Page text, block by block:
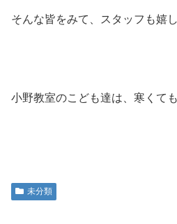
そんな皆をみて、スタッフも嬉
小野教室のこども達は、寒くて
未分類